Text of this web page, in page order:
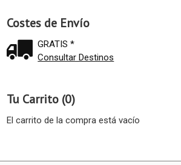
Costes de Envío
GRATIS *
Consultar Destinos
Tu Carrito (0)
El carrito de la compra está vacío